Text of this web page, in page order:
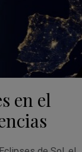
en el